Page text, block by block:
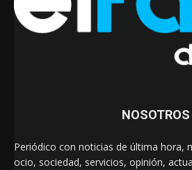
NOSOTROS
Periódico con noticias de última hora,
ocio, sociedad, servicios, opinión,